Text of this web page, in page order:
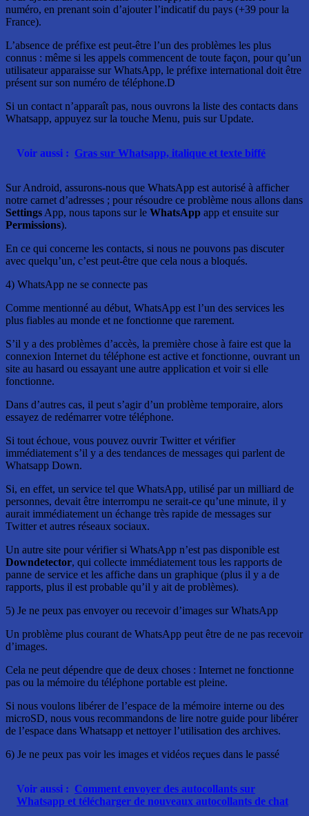
numéro, en prenant soin d’ajouter l’indicatif du pays (+39 pour la
France).
L’absence de préfixe est peut-être l’un des problèmes les plus
connus : même si les appels commencent de toute façon, pour qu’un
utilisateur apparaisse sur WhatsApp, le préfixe international doit être
présent sur son numéro de téléphone.D
Si un contact n’apparaît pas, nous ouvrons la liste des contacts dans
Whatsapp, appuyez sur la touche Menu, puis sur Update.
Voir aussi : Gras sur Whatsapp, italique et texte biffé
Sur Android, assurons-nous que WhatsApp est autorisé à afficher
notre carnet d’adresses ; pour résoudre ce problème nous allons dans
Settings App, nous tapons sur le WhatsApp app et ensuite sur
Permissions).
En ce qui concerne les contacts, si nous ne pouvons pas discuter
avec quelqu’un, c’est peut-être que cela nous a bloqués.
4) WhatsApp ne se connecte pas
Comme mentionné au début, WhatsApp est l’un des services les
plus fiables au monde et ne fonctionne que rarement.
S’il y a des problèmes d’accès, la première chose à faire est que la
connexion Internet du téléphone est active et fonctionne, ouvrant un
site au hasard ou essayant une autre application et voir si elle
fonctionne.
Dans d’autres cas, il peut s’agir d’un problème temporaire, alors
essayez de redémarrer votre téléphone.
Si tout échoue, vous pouvez ouvrir Twitter et vérifier
immédiatement s’il y a des tendances de messages qui parlent de
Whatsapp Down.
Si, en effet, un service tel que WhatsApp, utilisé par un milliard de
personnes, devait être interrompu ne serait-ce qu’une minute, il y
aurait immédiatement un échange très rapide de messages sur
Twitter et autres réseaux sociaux.
Un autre site pour vérifier si WhatsApp n’est pas disponible est
Downdetector, qui collecte immédiatement tous les rapports de
panne de service et les affiche dans un graphique (plus il y a de
rapports, plus il est probable qu’il y ait de problèmes).
5) Je ne peux pas envoyer ou recevoir d’images sur WhatsApp
Un problème plus courant de WhatsApp peut être de ne pas recevoir
d’images.
Cela ne peut dépendre que de deux choses : Internet ne fonctionne
pas ou la mémoire du téléphone portable est pleine.
Si nous voulons libérer de l’espace de la mémoire interne ou des
microSD, nous vous recommandons de lire notre guide pour libérer
de l’espace dans Whatsapp et nettoyer l’utilisation des archives.
6) Je ne peux pas voir les images et vidéos reçues dans le passé
Voir aussi : Comment envoyer des autocollants sur
Whatsapp et télécharger de nouveaux autocollants de chat